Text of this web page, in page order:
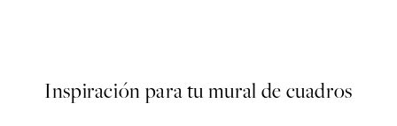
Inspiración para tu mural de cuadros